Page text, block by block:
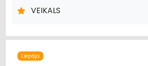
AUTO RIEPU, AUTO DISKU TIRDZNIECĪBA
KRAVU PĀRVADĀJUMI: AUTO
AUTO REMONTS, APKOPE
VEIKALS
Liepāja